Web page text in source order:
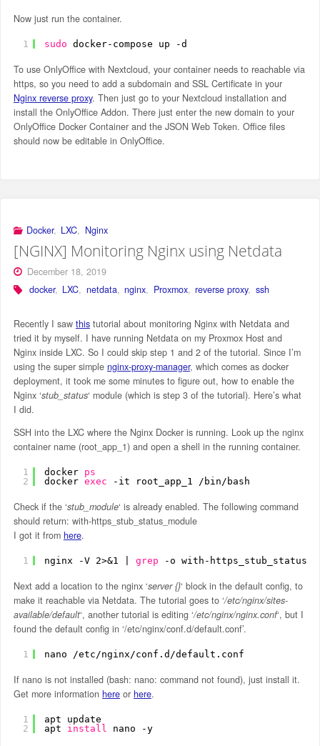
Now just run the container.
1 sudo docker-compose up -d
To use OnlyOffice with Nextcloud, your container needs to reachable via
https, so you need to add a subdomain and SSL Certificate in your
Nginx reverse proxy. Then just go to your Nextcloud installation and
install the OnlyOffice Addon. There just enter the new domain to your
OnlyOffice Docker Container and the JSON Web Token. Office files
should now be editable in OnlyOffice.
Docker, LXC, Nginx
[NGINX] Monitoring Nginx using Netdata
December 18, 2019
docker, LXC, netdata, nginx, Proxmox, reverse proxy, ssh
Recently I saw thistutorial about monitoring Nginx with Netdata and
tried it by myself. I have running Netdata on my Proxmox Host and
Nginx inside LXC. So I could skip step 1 and 2 of the tutorial. Since I’m
using the super simple nginx-proxy-manager, which comes as docker
deployment, it took me some minutes to figure out, how to enable the
Nginx ‘stub_status‘ module (which is step 3 of the tutorial). Here’s what
I did.
SSH into the LXC where the Nginx Docker is running. Look up the nginx
container name (root_app_1) and open a shell in the running container.
1
2
docker ps
docker exec -it root_app_1 /bin/bash
Check if the ‘stub_module‘ is already enabled. The following command
should return: with-https_stub_status_module
I got it from here.
1 nginx -V 2>&1 | grep -o with-
Next add a location to the nginx ‘server {}‘ block in the default config, to
make it reachable via Netdata. The tutorial goes to ‘/etc/nginx/sites-
available/default‘, another tutorial is editing ‘/etc/nginx/nginx.conf‘, but I
found the default config in ‘/etc/nginx/conf.d/default.conf’.
1 nano /etc/nginx/conf .d /default .conf
If nano is not installed (bash: nano: command not found), just install it.
Get more information hereor here.
1
2
apt update
apt install nano -y